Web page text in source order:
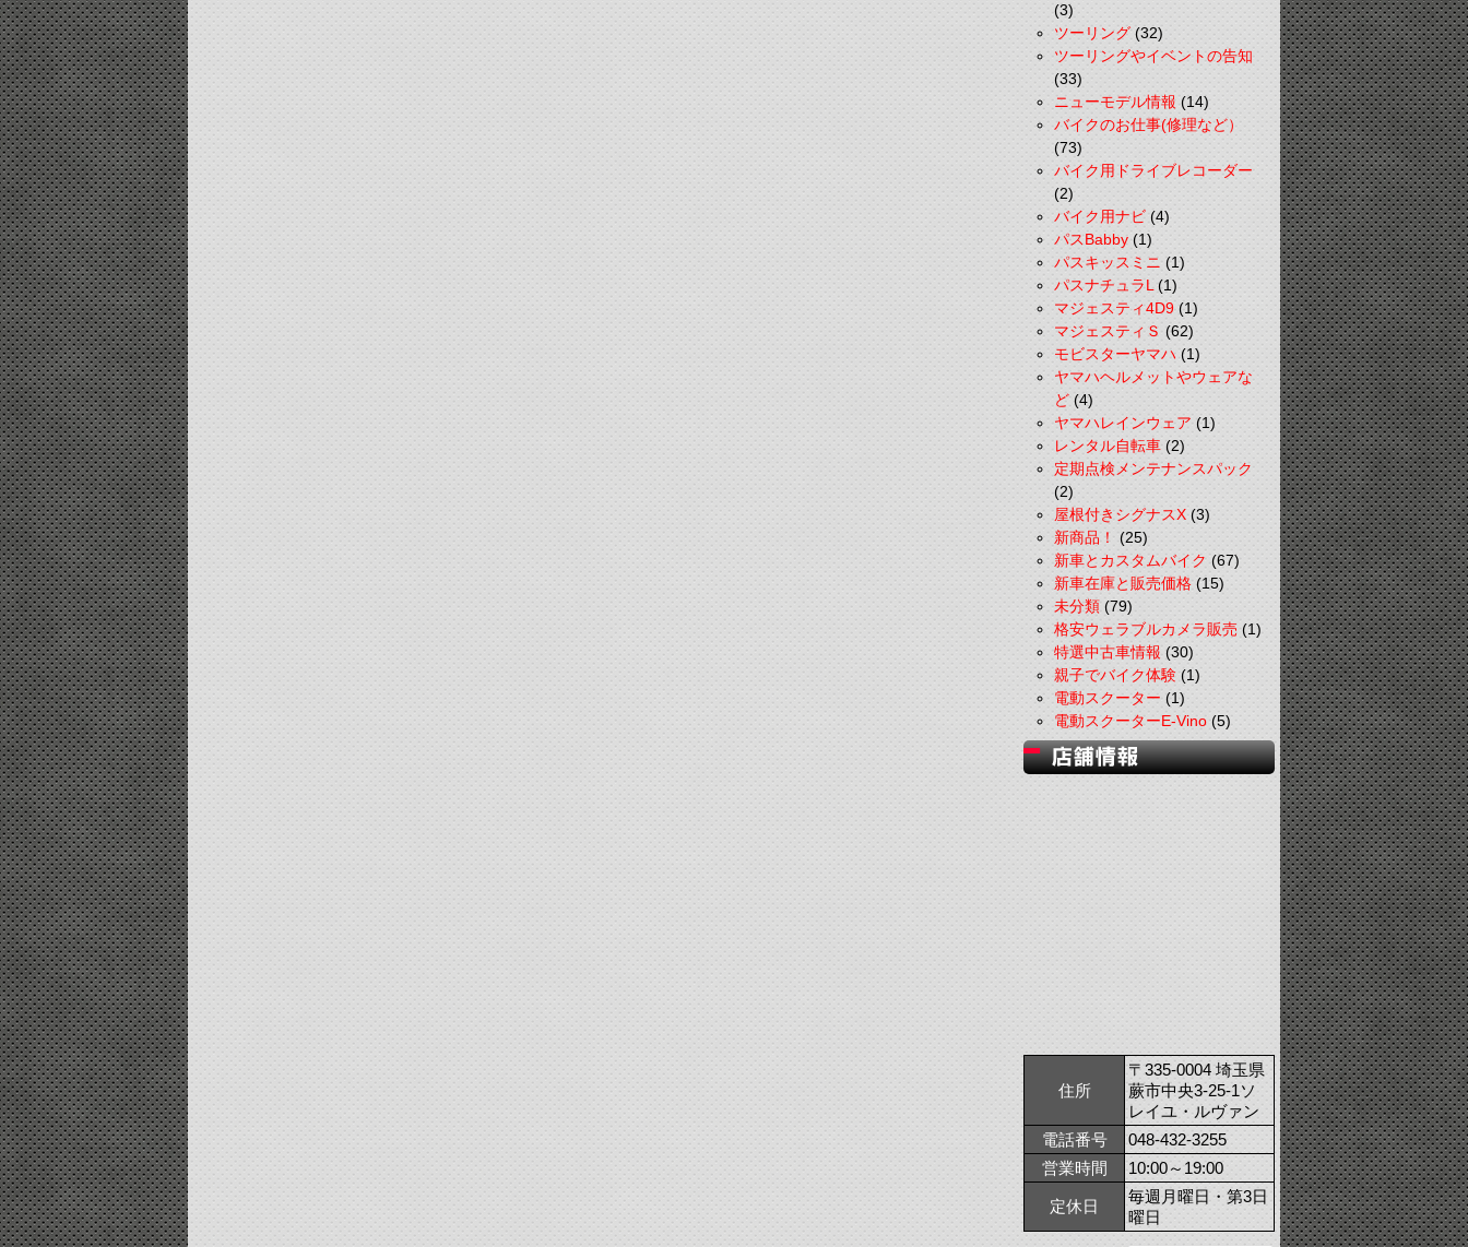
(3)
ツーリング(32)
ツーリングやイベントの告知
(33)
ニューモデル情報(14)
バイクのお仕事(修理など）
(73)
バイク用ドライブレコーダー
(2)
バイク用ナビ(4)
パスBabby(1)
パスキッスミニ(1)
パスナチュラL(1)
マジェスティ4D9(1)
マジェスティＳ(62)
モビスターヤマハ(1)
ヤマハヘルメットやウェアな
ど(4)
ヤマハレインウェア(1)
レンタル自転車(2)
定期点検メンテナンスパック
(2)
屋根付きシグナスX(3)
新商品！(25)
新車とカスタムバイク(67)
新車在庫と販売価格(15)
未分類(79)
格安ウェラブルカメラ販売(1)
特選中古車情報(30)
親子でバイク体験(1)
電動スクーター(1)
電動スクーターE-Vino(5)
住所
〒335-0004 埼玉県
蕨市中央3-25-1ソ
レイユ・ルヴァン
電話番号
048-432-3255
営業時間
10:00～19:00
定休日
毎週月曜日・第3日
曜日